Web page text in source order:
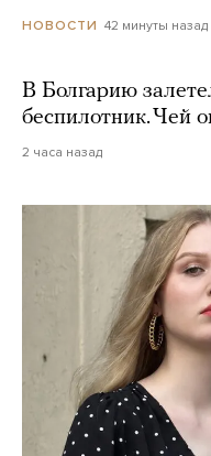
НОВОСТИ 42 минуты назад
В Болгарию
беспилотник. Чей
2 часа назад